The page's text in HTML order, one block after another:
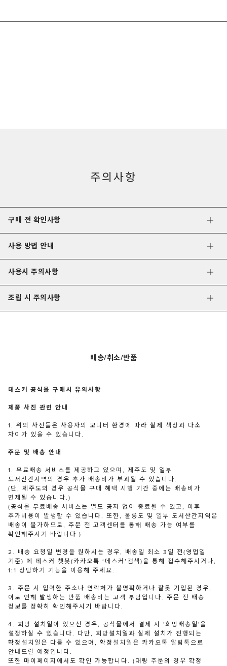
주의사항
구매 전 확인사항
사용 방법 안내
사용시 주의사항
조립 시 주의사항
배송/취소/반품
데스커 공식몰 구매시 유의사항
제품 사진 관련 안내
1. 위의 사진들은 사용자의 모니터 환경에 따라 실제 색상과 다소
차이가 있을 수 있습니다.
주문 및 배송 안내
1. 무료배송 서비스를 제공하고 있으며, 제주도 및 일부
도서산간지역의 경우 추가 배송비가 부과될 수 있습니다.
(단, 제주도의 경우 공식몰 구매 혜택 시행 기간 중에는 배송비가
면제될 수 있습니다.)
(공식몰 무료배송 서비스는 별도 공지 없이 종료될 수 있고, 이후
추가비용이 발생할 수 있습니다. 또한, 울릉도 및 일부 도서산간지역은
배송이 불가하므로, 주문 전 고객센터를 통해 배송 가능 여부를
확인해주시기 바랍니다.)
2. 배송 요청일 변경을 원하시는 경우, 배송일 최소 3일 전(영업일
기준) 에 데스커 챗봇(카카오톡 ‘데스커’검색)을 통해 접수해주시거나,
1:1 상담하기 기능을 이용해 주세요.
3. 주문 시 입력한 주소나 연락처가 불명확하거나 잘못 기입된 경우,
이로 인해 발생하는 반품 배송비는 고객 부담입니다. 주문 전 배송
정보를 정확히 확인해주시기 바랍니다.
4. 희망 설치일이 있으신 경우, 공식몰에서 결제 시 '희망배송일'을
설정하실 수 있습니다. 다만, 희망설치일과 실제 설치가 진행되는
확정설치일은 다를 수 있으며, 확정설치일은 카카오톡 알림톡으로
안내드릴 예정입니다.
또한 마이페이지에서도 확인 가능합니다. (대량 주문의 경우 확정